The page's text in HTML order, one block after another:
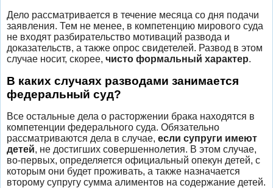
Дело рассматривается в течение месяца со дня подачи
заявления. Тем не менее, в компетенцию мирового суда
не входят разбирательство мотиваций развода и
доказательств, а также опрос свидетелей. Развод в этом
случае носит, скорее, чисто формальный характер.
В каких случаях разводами занимается
федеральный суд?
Все остальные дела о расторжении брака находятся в
компетенции федерального суда. Обязательно
рассматриваются дела в случае, если супруги имеют
детей, не достигших совершеннолетия. В этом случае,
во-первых, определяется официальный опекун детей, с
которым они будет проживать, а также назначается
второму супругу сумма алиментов на содержание детей.